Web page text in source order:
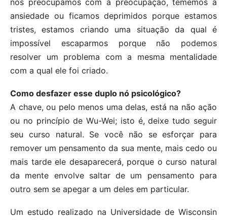
nos preocupamos com a preocupação, tememos a
ansiedade ou ficamos deprimidos porque estamos
tristes, estamos criando uma situação da qual é
impossível escaparmos porque não podemos
resolver um problema com a mesma mentalidade
com a qual ele foi criado.
Como desfazer esse duplo nó psicológico?
A chave, ou pelo menos uma delas, está na não ação
ou no princípio de Wu-Wei; isto é, deixe tudo seguir
seu curso natural. Se você não se esforçar para
remover um pensamento da sua mente, mais cedo ou
mais tarde ele desaparecerá, porque o curso natural
da mente envolve saltar de um pensamento para
outro sem se apegar a um deles em particular.
Um estudo realizado na Universidade de Wisconsin